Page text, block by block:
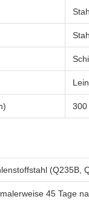
300
(Q235B,
45 Tage